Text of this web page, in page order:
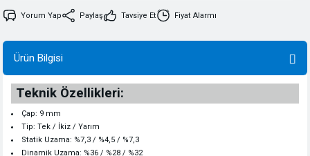
Yorum Yap Paylaş Tavsiye Et Fiyat Alarmı
Ürün Bilgisi
Teknik Özellikleri:
Çap: 9 mm
Tip: Tek / İkiz / Yarım
Statik Uzama: %7,3 / %4,5 / %7,3
Dinamik Uzama: %36 / %28 / %32